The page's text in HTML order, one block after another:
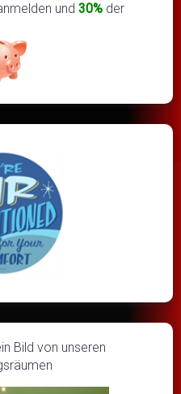
und 30% der
Bild von unseren